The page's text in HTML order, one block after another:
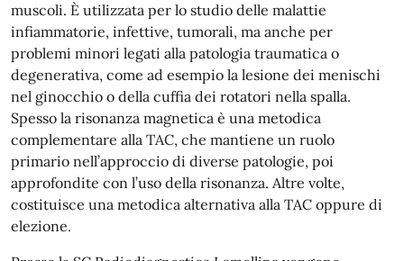
muscoli. È utilizzata per lo studio delle malattie
infiammatorie, infettive, tumorali, ma anche per
problemi minori legati alla patologia traumatica o
degenerativa, come ad esempio la lesione dei menischi
nel ginocchio o della cuffia dei rotatori nella spalla.
Spesso la risonanza magnetica è una metodica
complementare alla TAC, che mantiene un ruolo
primario nell’approccio di diverse patologie, poi
approfondite con l’uso della risonanza. Altre volte,
costituisce una metodica alternativa alla TAC oppure di
elezione.